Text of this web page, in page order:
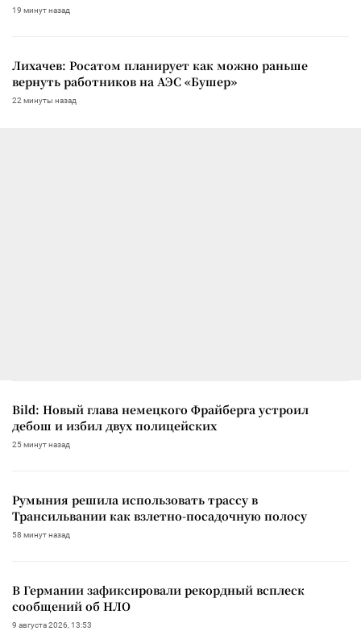
19 минут назад
Лихачев: Росатом планирует как можно раньше
вернуть работников на АЭС «Бушер»
22 минуты назад
Bild: Новый глава немецкого Фрайберга устроил
дебош и избил двух полицейских
25 минут назад
Румыния решила использовать трассу в
Трансильвании как взлетно-посадочную полосу
58 минут назад
В Германии зафиксировали рекордный всплеск
сообщений об НЛО
9 августа 2026, 13:53